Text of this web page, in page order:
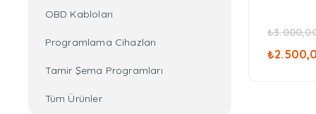
OBD Kabloları
Programlama Cihazları
Tamir Şema Programları
Tüm Ürünler
₺
₺